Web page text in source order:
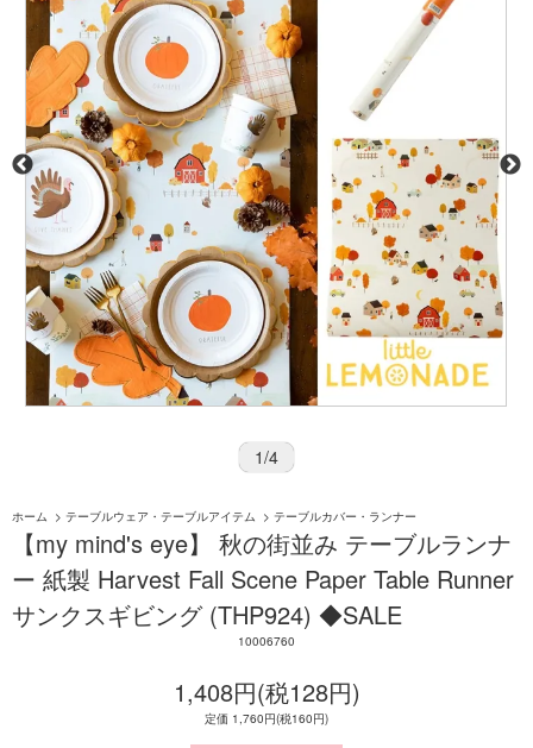
1/4
ホーム > テーブルウェア・テーブルアイテム > テーブルカバー・ランナー
【my mind's eye】 秋の街並み テーブルランナ
ー 紙製 Harvest Fall Scene Paper Table Runner
サンクスギビング (THP924) ◆SALE
10006760
1,408円(税128円)
定価 1,760円(税160円)